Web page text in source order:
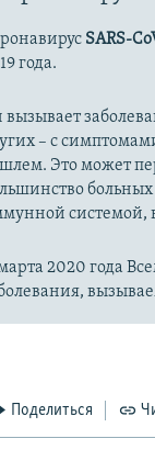
SARS-
года.
вызывает
– с
Это может
системой,
марта 2020 года
Поделиться